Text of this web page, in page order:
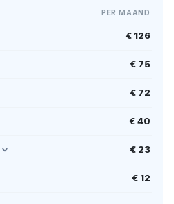
PER MAAND
€ 126
€ 75
€ 72
€ 40
€ 23
€ 12